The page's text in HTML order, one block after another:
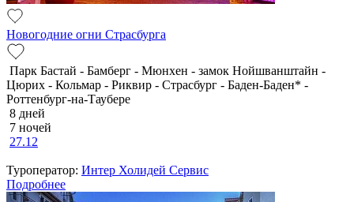
Новогодние огни Страсбурга
Парк Бастай - Бамберг - Мюнхен - замок Нойшванштайн -
Цюрих - Кольмар - Риквир - Страсбург - Баден-Баден* -
Роттенбург-на-Таубере
8 дней
7 ночей
27.12
Туроператор: Интер Холидей Сервис
Подробнее